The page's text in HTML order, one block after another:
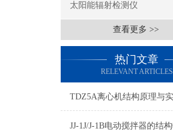
太阳能辐射检测仪
查看更多 >>
热门文章
RELEVANT ARTICLES